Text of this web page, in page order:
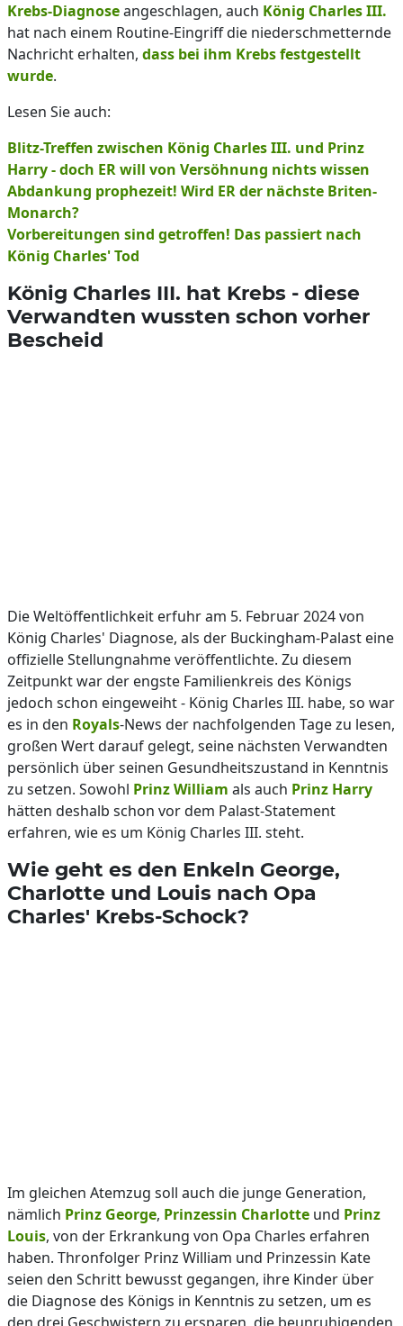
Krebs-Diagnoseangeschlagen, auch König Charles III.
hat nach einem Routine-Eingriff die niederschmetternde
Nachricht erhalten, dass bei ihm Krebs festgestellt
wurde.
Lesen Sie auch:
Blitz-Treffen zwischen König Charles III. und Prinz
Harry - doch ER will von Versöhnung nichts wissen
Abdankung prophezeit! Wird ER der nächste Briten-
Monarch?
Vorbereitungen sind getroffen! Das passiert nach
König Charles' Tod
König Charles III. hat Krebs - diese
Verwandten wussten schon vorher
Bescheid
Die Weltöffentlichkeit erfuhr am 5. Februar 2024 von
König Charles' Diagnose, als der Buckingham-Palast eine
offizielle Stellungnahme veröffentlichte. Zu diesem
Zeitpunkt war der engste Familienkreis des Königs
jedoch schon eingeweiht - König Charles III. habe, so war
es in den Royals-News der nachfolgenden Tage zu lesen,
großen Wert darauf gelegt, seine nächsten Verwandten
persönlich über seinen Gesundheitszustand in Kenntnis
zu setzen. Sowohl Prinz William als auch Prinz Harry
hätten deshalb schon vor dem Palast-Statement
erfahren, wie es um König Charles III. steht.
Wie geht es den Enkeln George,
Charlotte und Louis nach Opa
Charles' Krebs-Schock?
Im gleichen Atemzug soll auch die junge Generation,
nämlich Prinz George, Prinzessin Charlotte und Prinz
Louis, von der Erkrankung von Opa Charles erfahren
haben. Thronfolger Prinz William und Prinzessin Kate
seien den Schritt bewusst gegangen, ihre Kinder über
die Diagnose des Königs in Kenntnis zu setzen, um es